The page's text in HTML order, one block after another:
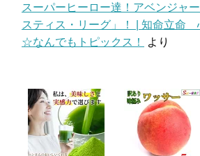
スーパーヒーロー達！アベンジャ
スティス・リーグ」！ | 知命立命
☆なんでもトピックス！
より